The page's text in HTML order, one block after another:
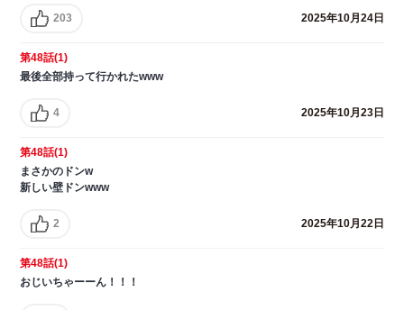
203 2025年10月24日
第48話(1)
最後全部持って行かれたwww
4 2025年10月23日
第48話(1)
まさかのドンw
新しい壁ドンwww
2 2025年10月22日
第48話(1)
おじいちゃーーん！！！